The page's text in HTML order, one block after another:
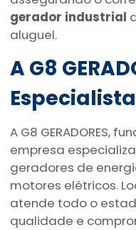
gerador industrial
aluguel.
A G8
A G8 GERADORES,
empresa
geradores de
motores elétricos.
atende todo o
qualidade e